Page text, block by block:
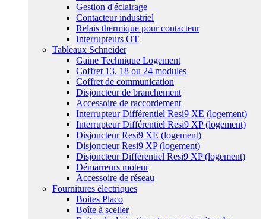
Gestion d'éclairage
Contacteur industriel
Relais thermique pour contacteur
Interrupteurs OT
Tableaux Schneider
Gaine Technique Logement
Coffret 13, 18 ou 24 modules
Coffret de communication
Disjoncteur de branchement
Accessoire de raccordement
Interrupteur Différentiel Resi9 XE (logement)
Interrupteur Différentiel Resi9 XP (logement)
Disjoncteur Resi9 XE (logement)
Disjoncteur Resi9 XP (logement)
Disjoncteur Différentiel Resi9 XP (logement)
Démarreurs moteur
Accessoire de réseau
Fournitures électriques
Boites Placo
Boîte à sceller